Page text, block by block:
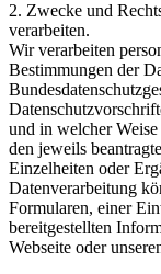
2. Zwecke und
verarbeiten.
Wir verarbeiten
Bestimmungen der
und in welcher
den jeweils
Einzelheiten oder
Datenverarbeitung
Formularen, einer
bereitgestellten
Webseite oder